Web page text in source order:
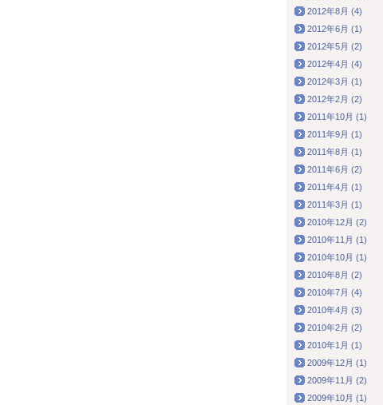
2012年8月 (4)
2012年6月 (1)
2012年5月 (2)
2012年4月 (4)
2012年3月 (1)
2012年2月 (2)
2011年10月 (1)
2011年9月 (1)
2011年8月 (1)
2011年6月 (2)
2011年4月 (1)
2011年3月 (1)
2010年12月 (2)
2010年11月 (1)
2010年10月 (1)
2010年8月 (2)
2010年7月 (4)
2010年4月 (3)
2010年2月 (2)
2010年1月 (1)
2009年12月 (1)
2009年11月 (2)
2009年10月 (1)